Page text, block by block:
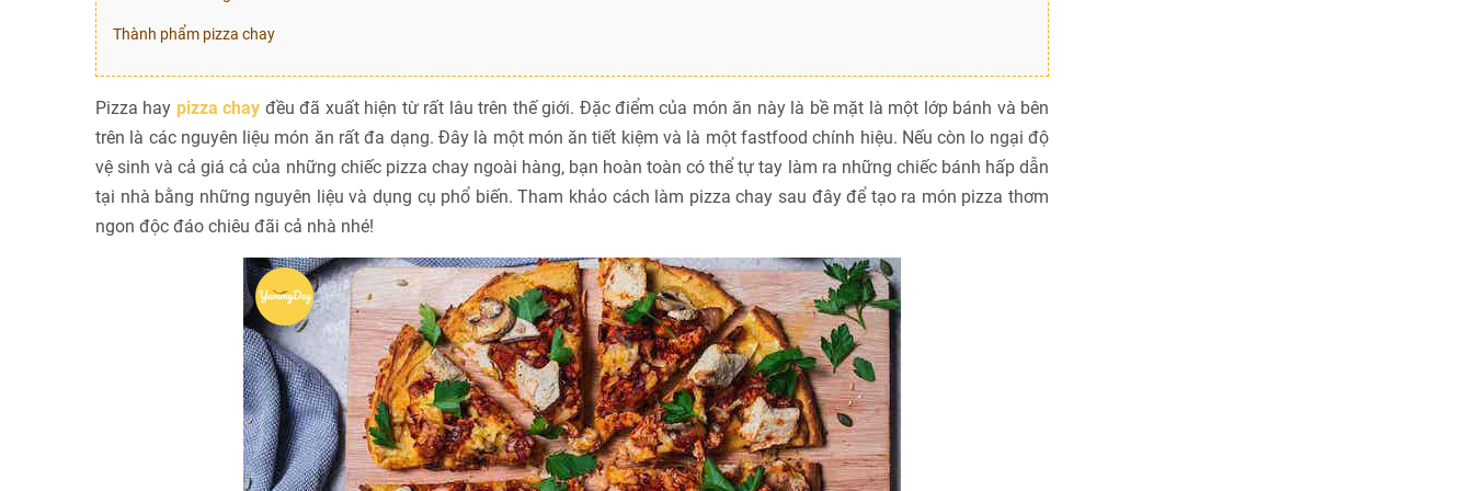
Thành phẩm pizza chay
Pizza hay pizza chay đều đã xuất hiện từ rất lâu trên thế giới. Đặc điểm của món ăn này là bề mặt là một lớp bánh và bên
trên là các nguyên liệu món ăn rất đa dạng. Đây là một món ăn tiết kiệm và là một fastfood chính hiệu. Nếu còn lo ngại độ
vệ sinh và cả giá cả của những chiếc pizza chay ngoài hàng, bạn hoàn toàn có thể tự tay làm ra những chiếc bánh hấp dẫn
tại nhà bằng những nguyên liệu và dụng cụ phổ biến. Tham khảo cách làm pizza chay sau đây để tạo ra món pizza thơm
ngon độc đáo chiêu đãi cả nhà nhé!